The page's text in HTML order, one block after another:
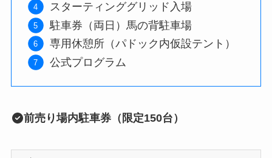
スターティンググリッド入場
駐車券（両日）馬の背駐車場
専用休憩所（パドック内仮設テント）
公式プログラム
前売り場内駐車券（限定150台）